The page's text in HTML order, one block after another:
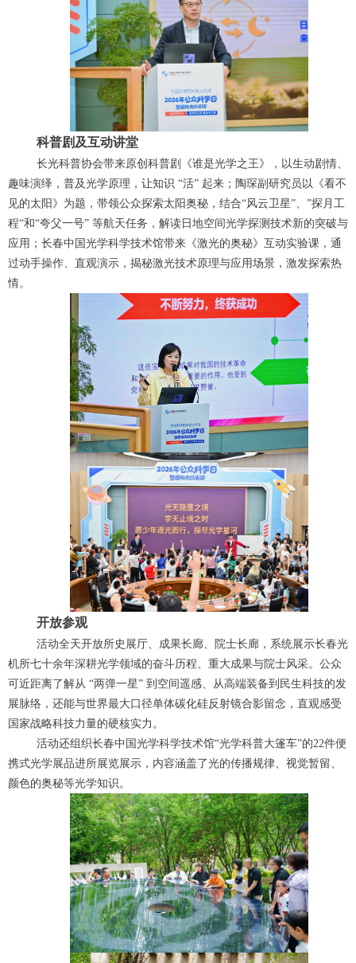
科普剧及互动讲堂
长光科普协会带来原创科普剧《谁是光学之王》，以生动剧情、
趣味演绎，普及光学原理，让知识 “活” 起来；陶琛副研究员以《看不
见的太阳》为题，带领公众探索太阳奥秘，结合“风云卫星”、”探月工
程“和“夸父一号” 等航天任务，解读日地空间光学探测技术新的突破与
应用；长春中国光学科学技术馆带来《激光的奥秘》互动实验课，通
过动手操作、直观演示，揭秘激光技术原理与应用场景，激发探索热
情。
开放参观
活动全天开放所史展厅、成果长廊、院士长廊，系统展示长春光
机所七十余年深耕光学领域的奋斗历程、重大成果与院士风采。公众
可近距离了解从 “两弹一星” 到空间遥感、从高端装备到民生科技的发
展脉络，还能与世界最大口径单体碳化硅反射镜合影留念，直观感受
国家战略科技力量的硬核实力。
活动还组织长春中国光学科学技术馆“光学科普大篷车”的22件便
携式光学展品进所展览展示，内容涵盖了光的传播规律、视觉暂留、
颜色的奥秘等光学知识。